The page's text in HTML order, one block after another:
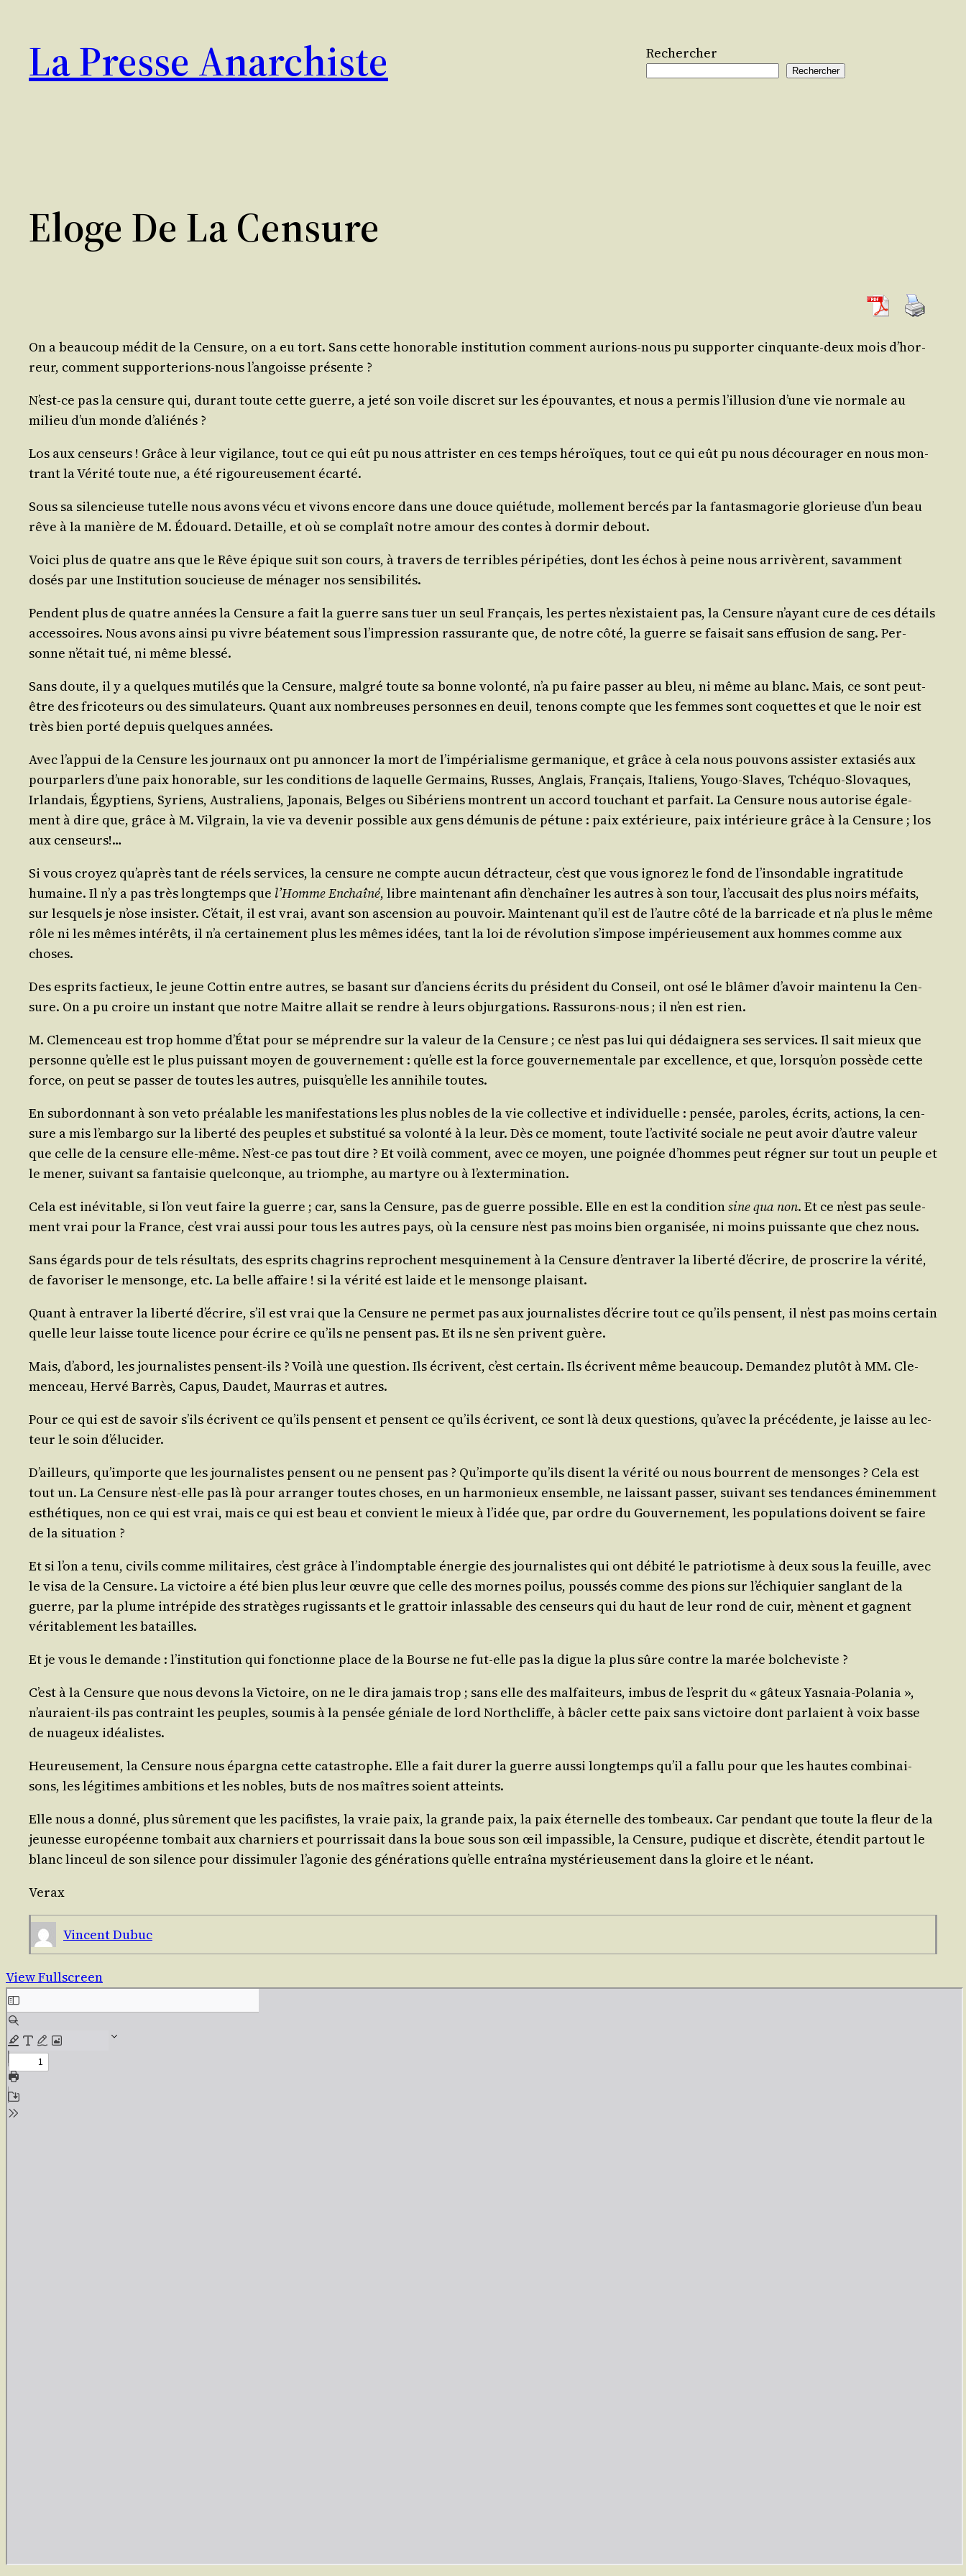
contenu
La Presse Anarchiste Rechercher
Rechercher
Eloge De La Censure
On a beau­coup médit de la Cen­sure, on a eu tort. Sans cette hono­rable ins­ti­tu­tion com­ment aurions-nous pu sup­por­ter cin­quante-deux mois d’hor­
reur, com­ment sup­por­te­rions-nous l’an­goisse présente ?
N’est-ce pas la cen­sure qui, durant toute cette guerre, a jeté son voile dis­cret sur les épou­vantes, et nous a per­mis l’illu­sion d’une vie nor­male au
milieu d’un monde d’aliénés ?
Los aux cen­seurs ! Grâce à leur vigi­lance, tout ce qui eût pu nous attris­ter en ces temps héroïques, tout ce qui eût pu nous décou­ra­ger en nous mon­
trant la Véri­té toute nue, a été rigou­reu­se­ment écarté.
Sous sa silen­cieuse tutelle nous avons vécu et vivons encore dans une douce quié­tude, mol­le­ment ber­cés par la fan­tas­ma­go­rie glo­rieuse d’un beau
rêve à la manière de M. Édouard. Detaille, et où se com­plaît notre amour des contes à dor­mir debout.
Voi­ci plus de quatre ans que le Rêve épique suit son cours, à tra­vers de ter­ribles péri­pé­ties, dont les échos à peine nous arri­vèrent, savam­ment
dosés par une Ins­ti­tu­tion sou­cieuse de ména­ger nos sensibilités.
Pendent plus de quatre années la Cen­sure a fait la guerre sans tuer un seul Fran­çais, les pertes n’exis­taient pas, la Cen­sure n’ayant cure de ces détails
acces­soires. Nous avons ain­si pu vivre béa­te­ment sous l’im­pres­sion ras­su­rante que, de notre côté, la guerre se fai­sait sans effu­sion de sang. Per­
sonne n’é­tait tué, ni même blessé.
Sans doute, il y a quelques muti­lés que la Cen­sure, mal­gré toute sa bonne volon­té, n’a pu faire pas­ser au bleu, ni même au blanc. Mais, ce sont peut-
être des fri­co­teurs ou des simu­la­teurs. Quant aux nom­breuses per­sonnes en deuil, tenons compte que les femmes sont coquettes et que le noir est
très bien por­té depuis quelques années.
Avec l’ap­pui de la Cen­sure les jour­naux ont pu annon­cer la mort de l’im­pé­ria­lisme ger­ma­nique, et grâce à cela nous pou­vons assis­ter exta­siés aux
pour­par­lers d’une paix hono­rable, sur les condi­tions de laquelle Ger­mains, Russes, Anglais, Fran­çais, Ita­liens, You­go-Slaves, Tché­quo-Slo­vaques,
Irlan­dais, Égyp­tiens, Syriens, Aus­tra­liens, Japo­nais, Belges ou Sibé­riens montrent un accord tou­chant et par­fait. La Cen­sure nous auto­rise éga­le­
ment à dire que, grâce à M. Vil­grain, la vie va deve­nir pos­sible aux gens dému­nis de pétune : paix exté­rieure, paix inté­rieure grâce à la Cen­sure ; los
aux censeurs!…
Si vous croyez qu’a­près tant de réels ser­vices, la cen­sure ne compte aucun détrac­teur, c’est que vous igno­rez le fond de l’in­son­dable ingra­ti­tude
humaine. Il n’y a pas très long­temps que l’Homme Enchaî­né, libre main­te­nant afin d’en­chaî­ner les autres à son tour, l’ac­cu­sait des plus noirs méfaits,
sur les­quels je n’ose insis­ter. C’é­tait, il est vrai, avant son ascen­sion au pou­voir. Main­te­nant qu’il est de l’autre côté de la bar­ri­cade et n’a plus le même
rôle ni les mêmes inté­rêts, il n’a cer­tai­ne­ment plus les mêmes idées, tant la loi de révo­lu­tion s’im­pose impé­rieu­se­ment aux hommes comme aux
choses.
Des esprits fac­tieux, le jeune Cot­tin entre autres, se basant sur d’an­ciens écrits du pré­sident du Conseil, ont osé le blâ­mer d’a­voir main­te­nu la Cen­
sure. On a pu croire un ins­tant que notre Maitre allait se rendre à leurs objur­ga­tions. Ras­su­rons-nous ; il n’en est rien.
M. Cle­men­ceau est trop homme d’É­tat pour se méprendre sur la valeur de la Cen­sure ; ce n’est pas lui qui dédai­gne­ra ses ser­vices. Il sait mieux que
per­sonne qu’elle est le plus puis­sant moyen de gou­ver­ne­ment : qu’elle est la force gou­ver­ne­men­tale par excel­lence, et que, lors­qu’on pos­sède cette
force, on peut se pas­ser de toutes les autres, puis­qu’elle les anni­hile toutes.
En subor­don­nant à son veto préa­lable les mani­fes­ta­tions les plus nobles de la vie col­lec­tive et indi­vi­duelle : pen­sée, paroles, écrits, actions, la cen­
sure a mis l’embargo sur la liber­té des peuples et sub­sti­tué sa volon­té à la leur. Dès ce moment, toute l’ac­ti­vi­té sociale ne peut avoir d’autre valeur
que celle de la cen­sure elle-même. N’est-ce pas tout dire ? Et voi­là com­ment, avec ce moyen, une poi­gnée d’hommes peut régner sur tout un peuple et
le mener, sui­vant sa fan­tai­sie quel­conque, au triomphe, au mar­tyre ou à l’extermination.
Cela est inévi­table, si l’on veut faire la guerre ; car, sans la Cen­sure, pas de guerre pos­sible. Elle en est la condi­tionsine qua non. Et ce n’est pas seule­
ment vrai pour la France, c’est vrai aus­si pour tous les autres pays, où la cen­sure n’est pas moins bien orga­ni­sée, ni moins puis­sante que chez nous.
Sans égards pour de tels résul­tats, des esprits cha­grins reprochent mes­qui­ne­ment à la Cen­sure d’en­tra­ver la liber­té d’é­crire, de pros­crire la véri­té,
de favo­ri­ser le men­songe, etc. La belle affaire ! si la véri­té est laide et le men­songe plaisant.
Quant à entra­ver la liber­té d’é­crire, s’il est vrai que la Cen­sure ne per­met pas aux jour­na­listes d’é­crire tout ce qu’ils pensent, il n’est pas moins cer­tain
quelle leur laisse toute licence pour écrire ce qu’ils ne pensent pas. Et ils ne s’en privent guère.
Mais, d’a­bord, les jour­na­listes pensent-ils ? Voi­là une ques­tion. Ils écrivent, c’est cer­tain. Ils écrivent même beau­coup. Deman­dez plu­tôt à MM. Cle­
men­ceau, Her­vé Bar­rès, Capus, Dau­det, Maur­ras et autres.
Pour ce qui est de savoir s’ils écrivent ce qu’ils pensent et pensent ce qu’ils écrivent, ce sont là deux ques­tions, qu’a­vec la pré­cé­dente, je laisse au lec­
teur le soin d’élucider.
D’ailleurs, qu’im­porte que les jour­na­listes pensent ou ne pensent pas ? Qu’im­porte qu’ils disent la véri­té ou nous bourrent de men­songes ? Cela est
tout un. La Cen­sure n’est-elle pas là pour arran­ger toutes choses, en un har­mo­nieux ensemble, ne lais­sant pas­ser, sui­vant ses ten­dances émi­nem­ment
esthé­tiques, non ce qui est vrai, mais ce qui est beau et convient le mieux à l’i­dée que, par ordre du Gou­ver­ne­ment, les popu­la­tions doivent se faire
de la situation ?
Et si l’on a tenu, civils comme mili­taires, c’est grâce à l’in­domp­table éner­gie des jour­na­listes qui ont débi­té le patrio­tisme à deux sous la feuille, avec
le visa de la Cen­sure. La vic­toire a été bien plus leur œuvre que celle des mornes poi­lus, pous­sés comme des pions sur l’é­chi­quier san­glant de la
guerre, par la plume intré­pide des stra­tèges rugis­sants et le grat­toir inlas­sable des cen­seurs qui du haut de leur rond de cuir, mènent et gagnent
véri­ta­ble­ment les batailles.
Et je vous le demande : l’ins­ti­tu­tion qui fonc­tionne place de la Bourse ne fut-elle pas la digue la plus sûre contre la marée bolcheviste ?
C’est à la Cen­sure que nous devons la Vic­toire, on ne le dira jamais trop ; sans elle des mal­fai­teurs, imbus de l’es­prit du « gâteux Yas­naia-Pola­nia »,
n’au­raient-ils pas contraint les peuples, sou­mis à la pen­sée géniale de lord Nor­th­cliffe, à bâcler cette paix sans vic­toire dont par­laient à voix basse
de nua­geux idéalistes.
Heu­reu­se­ment, la Cen­sure nous épar­gna cette catas­trophe. Elle a fait durer la guerre aus­si long­temps qu’il a fal­lu pour que les hautes com­bi­nai­
sons, les légi­times ambi­tions et les nobles, buts de nos maîtres soient atteints.
Elle nous a don­né, plus sûre­ment que les paci­fistes, la vraie paix, la grande paix, la paix éter­nelle des tom­beaux. Car pen­dant que toute la fleur de la
jeu­nesse euro­péenne tom­bait aux char­niers et pour­ris­sait dans la boue sous son œil impas­sible, la Cen­sure, pudique et dis­crète, éten­dit par­tout le
blanc lin­ceul de son silence pour dis­si­mu­ler l’a­go­nie des géné­ra­tions qu’elle entraî­na mys­té­rieu­se­ment dans la gloire et le néant.
Verax
Vincent Dubuc
View Fullscreen